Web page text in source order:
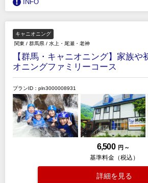
INFO
キャニオニング
関東 / 群馬県 / 水上・尾瀬・老神
【群馬・キャニオニング】家族や
オニングファミリーコース
プランID：pln3000008931
6,500 円 ～
基準料金（税込）
詳細を見る